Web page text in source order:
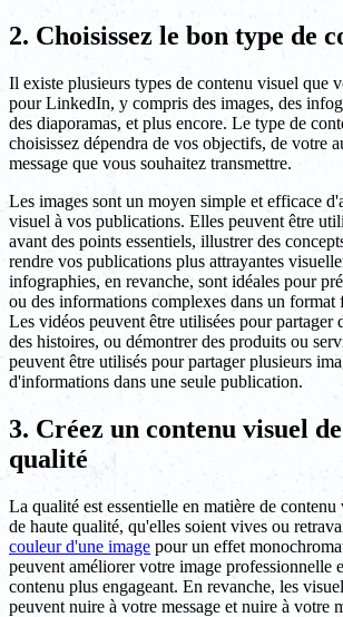
2. Choisissez le bon type de
Il existe plusieurs types de contenu visuel que
pour LinkedIn, y compris des images, des
des diaporamas, et plus encore. Le type de
choisissez dépendra de vos objectifs, de votre
message que vous souhaitez transmettre.
Les images sont un moyen simple et efficace
visuel à vos publications. Elles peuvent être
avant des points essentiels, illustrer des
rendre vos publications plus attrayantes
infographies, en revanche, sont idéales pour
ou des informations complexes dans un format
Les vidéos peuvent être utilisées pour partager
des histoires, ou démontrer des produits ou
peuvent être utilisés pour partager plusieurs
d'informations dans une seule publication.
3. Créez un contenu visuel
qualité
La qualité est essentielle en matière de
de haute qualité, qu'elles soient vives ou
couleur d'une image pour un effet
peuvent améliorer votre image professionnelle
contenu plus engageant. En revanche, les
peuvent nuire à votre message et nuire à votre